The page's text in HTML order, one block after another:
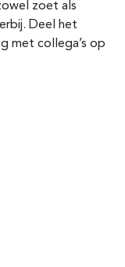
zoet als
Deel het
met collega’s op